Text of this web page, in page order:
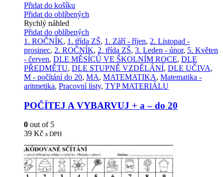
Přidat do košíku
Přidat do oblíbených
Rychlý náhled
Přidat do oblíbených
1. ROČNÍK, 1. třída ZŠ, 1. Září - říjen, 2. Listopad -
prosinec, 2. ROČNÍK, 2. třída ZŠ, 3. Leden - únor, 5. Květen
- červen, DLE MĚSÍCŮ VE ŠKOLNÍM ROCE, DLE
PŘEDMĚTU, DLE STUPNĚ VZDĚLÁNÍ, DLE UČIVA,
M - počítání do 20, MA, MATEMATIKA, Matematika -
aritmetika, Pracovní listy, TYP MATERIÁLU
POČÍTEJ A VYBARVUJ + a – do 20
0 out of 5
39 Kč s DPH